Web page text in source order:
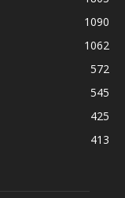
1090
1062
572
545
425
413